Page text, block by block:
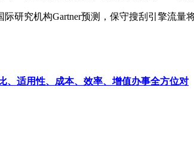
究机构Gartner预测，保守搜刮引擎流量
、适用性、成本、效率、增值办事全方位对